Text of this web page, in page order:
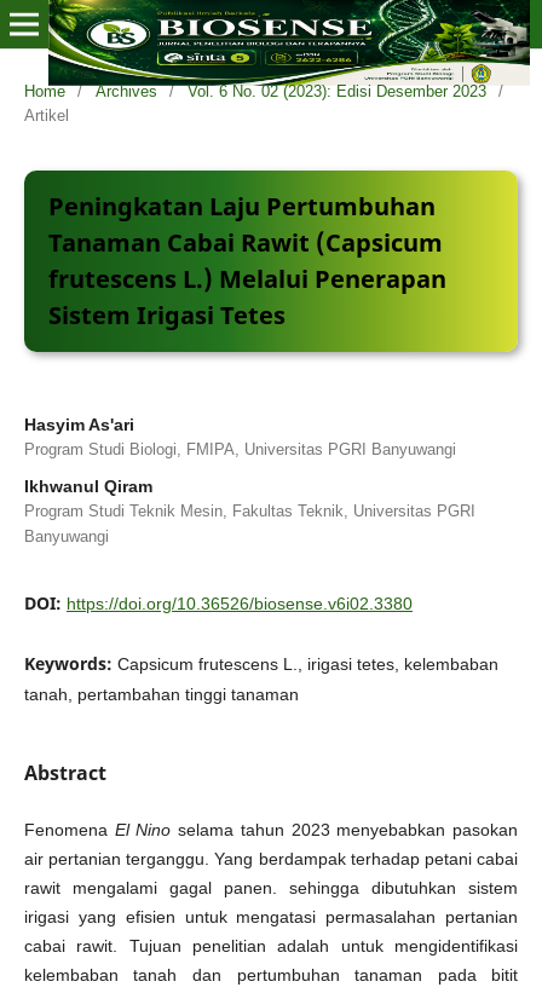
Home / Archives / Vol. 6 No. 02 (2023): Edisi Desember 2023
/
Artikel
Peningkatan Laju Pertumbuhan
Tanaman Cabai Rawit (Capsicum
frutescens L.) Melalui Penerapan
Sistem Irigasi Tetes
Hasyim As'ari
Program Studi Biologi, FMIPA, Universitas PGRI Banyuwangi
Ikhwanul Qiram
Program Studi Teknik Mesin, Fakultas Teknik, Universitas PGRI
Banyuwangi
DOI: https://doi.org/10.36526/biosense.v6i02.3380
Keywords: Capsicum frutescens L., irigasi tetes, kelembaban
tanah, pertambahan tinggi tanaman
Abstract
Fenomena El Ninoselama tahun 2023 menyebabkan pasokan
air pertanian terganggu. Yang berdampak terhadap petani cabai
rawit mengalami gagal panen. sehingga dibutuhkan sistem
irigasi yang efisien untuk mengatasi permasalahan pertanian
cabai rawit. Tujuan penelitian adalah untuk mengidentifikasi
kelembaban tanah dan pertumbuhan tanaman pada bitit